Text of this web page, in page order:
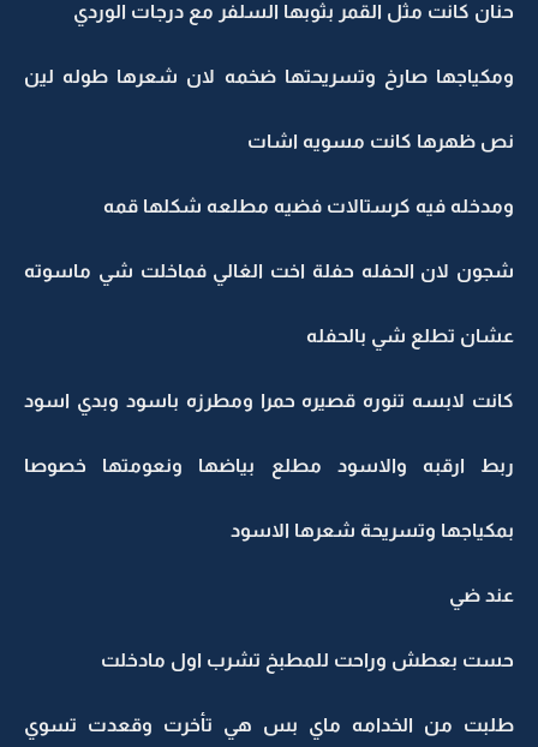
حنان كانت مثل القمر بثوبها السلفر مع درجات الوردي
ومكياجها صارخ وتسريحتها ضخمه لان شعرها طوله لين
نص ظهرها كانت مسويه اشات
ومدخله فيه كرستالات فضيه مطلعه شكلها قمه
شجون لان الحفله حفلة اخت الغالي فماخلت شي ماسوته
عشان تطلع شي بالحفله
كانت لابسه تنوره قصيره حمرا ومطرزه باسود وبدي اسود
ربط ارقبه والاسود مطلع بياضها ونعومتها خصوصا
بمكياجها وتسريحة شعرها الاسود
عند ضي
حست بعطش وراحت للمطبخ تشرب اول مادخلت
طلبت من الخدامه ماي بس هي تأخرت وقعدت تسوي